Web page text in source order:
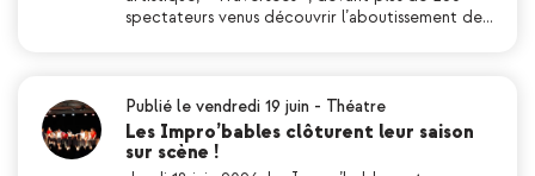
spectateurs venus découvrir l’aboutissement de…
Publié le vendredi 19 juin - Théatre
Les Impro’bables clôturent leur saison
sur scène !